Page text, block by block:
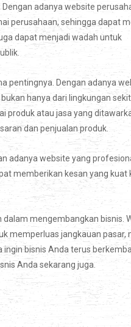
adanya website
perusahaan, sehingga dapat
dapat menjadi wadah untuk
pentingnya. Dengan adanya
hanya dari lingkungan
atau jasa yang
dan penjualan produk.
adanya website yang
memberikan kesan yang kuat
mengembangkan bisnis.
memperluas jangkauan pasar,
bisnis Anda terus
Anda sekarang juga.